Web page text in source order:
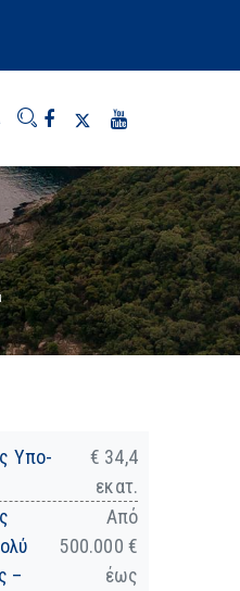
Υπο-
€ 34,4
εκατ.
–
Από
500.000 €
έως